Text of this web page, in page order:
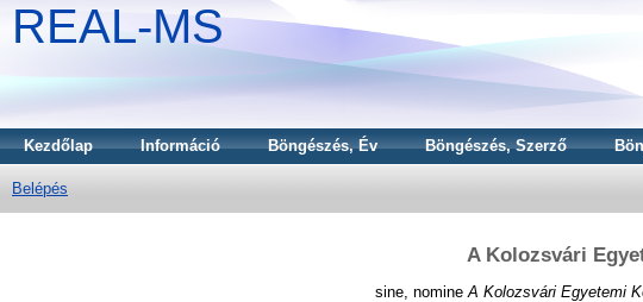
REAL-MS
Kezdőlap Információ Böngészés, Év Böngészés, Szerző
Belépés
A Kolozsvári
sine, nomine A Kolozsvári Egyetemi